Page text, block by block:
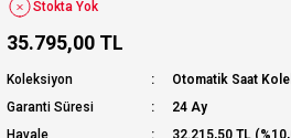
Stokta Yok
35.795,00 TL
Koleksiyon
Otomatik Saat
Garanti Süresi
24 Ay
Havale
32.215,50 TL